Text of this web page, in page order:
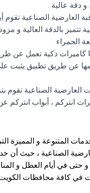
دقة عالية .
العارضية الصناعية تقوم
الحمراء .
كاميرات ذكية تعمل عن
عن طريق تطبيق يثبت
العارضية الصناعية تقوم
انتركم ، أبواب انتركم
المتنوعة و المميزة
الصناعية ، حيث أن
24 ساعة و حتى في أيام العطل و
في كافة محافظات